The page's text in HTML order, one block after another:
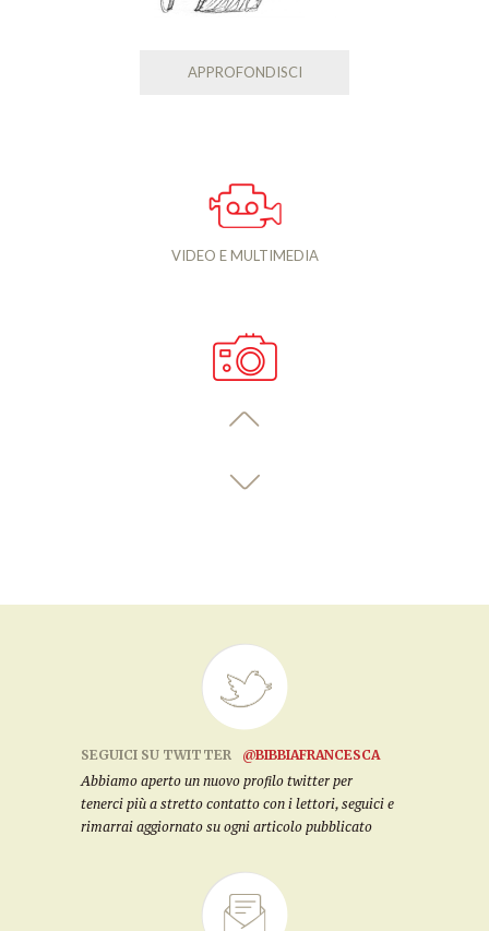
APPROFONDISCI
VIDEO E MULTIMEDIA
SEGUICI SU TWITTER
@BIBBIAFRANCESCA
Abbiamo aperto un nuovo profilo twitter per
tenerci più a stretto contatto con i lettori, seguici e
rimarrai aggiornato su ogni articolo pubblicato